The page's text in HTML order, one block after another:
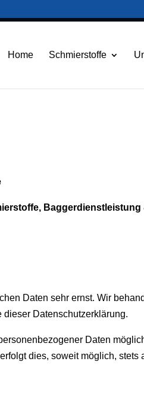
Home Schmierstoffe
Baggerdienstleistung
Daten sehr ernst. Wir
Datenschutzerklärung.
Daten
dies, soweit möglich,